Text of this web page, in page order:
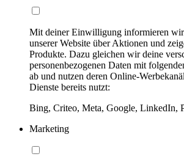
Mit deiner Einwilligung informieren wir
unserer Website über Aktionen und
Produkte. Dazu gleichen wir deine
personenbezogenen Daten mit
ab und nutzen deren Online-
Dienste bereits nutzt:
Bing, Criteo, Meta, Google, LinkedIn,
Marketing